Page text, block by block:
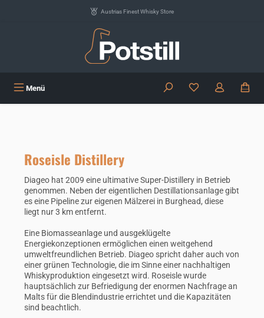
Austrias Finest Whisky Store
Menü Du hast 0
Roseisle Distillery
Diageo hat 2009 eine ultimative Super-Distillery in Betrieb
genommen. Neben der eigentlichen Destillationsanlage gibt
es eine Pipeline zur eigenen Mälzerei in Burghead, diese
liegt nur 3 km entfernt.
Eine Biomasseanlage und ausgeklügelte
Energiekonzeptionen ermöglichen einen weitgehend
umweltfreundlichen Betrieb. Diageo spricht daher auch von
einer grünen Technologie, die im Sinne einer nachhaltigen
Whiskyproduktion eingesetzt wird. Roseisle wurde
hauptsächlich zur Befriedigung der enormen Nachfrage an
Malts für die Blendindustrie errichtet und die Kapazitäten
sind beachtlich.